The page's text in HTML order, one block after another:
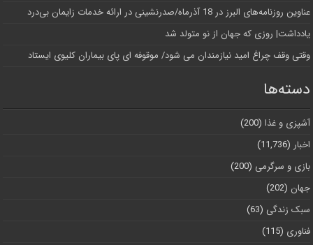
عناوین روزنامه‌های البرز در ‌18 آذرماه/صدرنشینی در ارائه خدمات زایمان بی‌درد
یادداشت| روزی که جهان از نو متولد شد
وقتی وقف چراغ امید نیازمندان می شود/ موقوفه ای پای بیماران کلیوی ایستاد
دسته‌ها
آشپزی و غذا (200)
اخبار (11,736)
بازی و سرگرمی (200)
جهان (202)
سبک زندگی (63)
فناوری (115)